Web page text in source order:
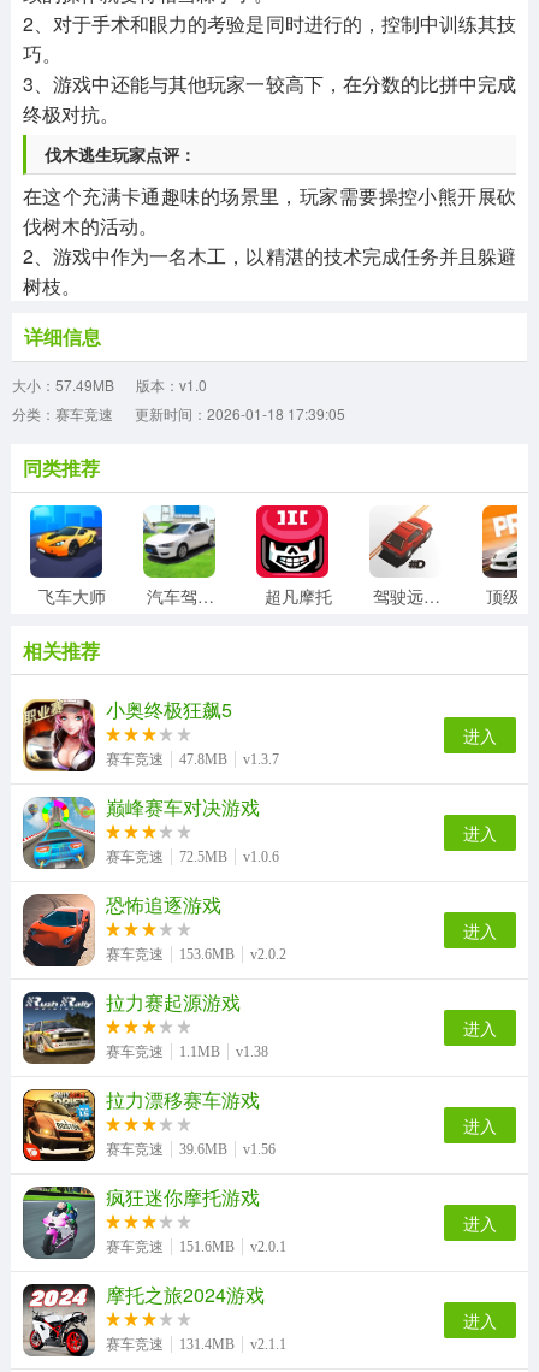
2、对于手术和眼力的考验是同时进行的，控制中训练其技
巧。
3、游戏中还能与其他玩家一较高下，在分数的比拼中完成
终极对抗。
伐木逃生玩家点评：
在这个充满卡通趣味的场景里，玩家需要操控小熊开展砍
伐树木的活动。
2、游戏中作为一名木工，以精湛的技术完成任务并且躲避
树枝。
详细信息
大小：57.49MB
版本：v1.0
分类：赛车竞速
更新时间：2026-01-18 17:39:05
同类推荐
飞车大师 汽车驾驶模拟器 超凡摩托 驾驶远行中文版
相关推荐
小奥终极狂飙5
赛车竞速 47.8MB v1.3.7
进入
巅峰赛车对决游戏
赛车竞速 72.5MB v1.0.6
进入
恐怖追逐游戏
赛车竞速 153.6MB v2.0.2
进入
拉力赛起源游戏
赛车竞速 1.1MB v1.38
进入
拉力漂移赛车游戏
赛车竞速 39.6MB v1.56
进入
疯狂迷你摩托游戏
赛车竞速 151.6MB v2.0.1
进入
摩托之旅2024游戏
赛车竞速 131.4MB v2.1.1
进入